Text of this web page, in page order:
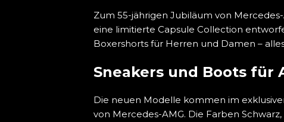
Zum 55-jährigen Jubiläum von
eine limitierte Capsule Collection
Boxershorts für Herren und Damen –
Sneakers und Boots für
Die neuen Modelle kommen im
von Mercedes-AMG. Die Farben